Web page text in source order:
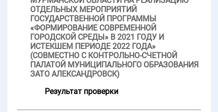
ОТДЕЛЬНЫХ МЕРОПРИЯТИЙ
ГОСУДАРСТВЕННОЙ ПРОГРАММЫ
«ФОРМИРОВАНИЕ СОВРЕМЕННОЙ
ГОРОДСКОЙ СРЕДЫ» В 2021 ГОДУ И
ИСТЕКШЕМ ПЕРИОДЕ 2022 ГОДА»
(СОВМЕСТНО С КОНТРОЛЬНО-СЧЕТНОЙ
ПАЛАТОЙ МУНИЦИПАЛЬНОГО ОБРАЗОВАНИЯ
ЗАТО АЛЕКСАНДРОВСК)
Результат проверки